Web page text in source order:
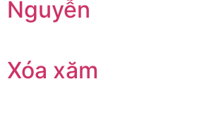
Nguyễn
Xóa xăm